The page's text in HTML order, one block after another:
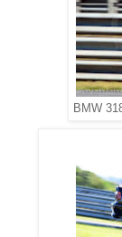
BMW